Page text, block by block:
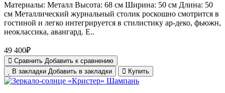
Материалы: Металл Высота: 68 см Ширина: 50 см Длина: 50
см Металлический журнальный столик роскошно смотрится в
гостиной и легко интегрируется в стилистику ар-деко, фьюжн,
неоклассика, авангард. Е..
49 400₽
Сравнить Добавить к сравнению
В закладки Добавить в закладки Купить